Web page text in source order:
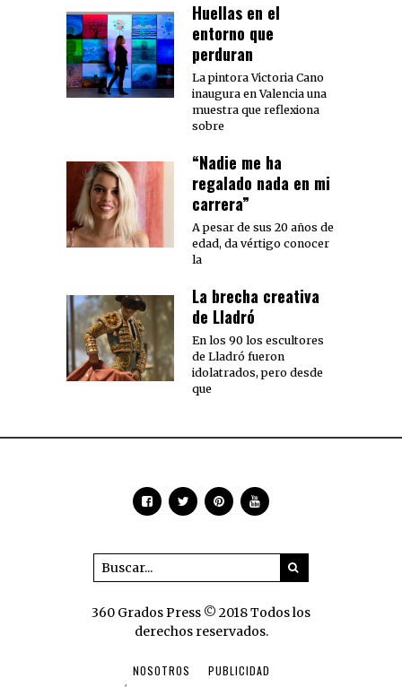
Huellas en el
entorno que
perduran
La pintora Victoria Cano
inaugura en Valencia una
muestra que reflexiona
sobre
“Nadie me ha
regalado nada en mi
carrera”
A pesar de sus 20 años de
edad, da vértigo conocer
la
La brecha creativa
de Lladró
En los 90 los escultores
de Lladró fueron
idolatrados, pero desde
que
360 Grados Press © 2018 Todos los
derechos reservados.
NOSOTROS
PUBLICIDAD